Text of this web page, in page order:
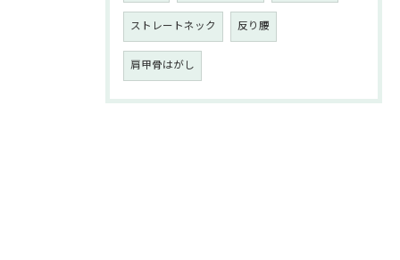
ストレートネック 反り腰
肩甲骨はがし